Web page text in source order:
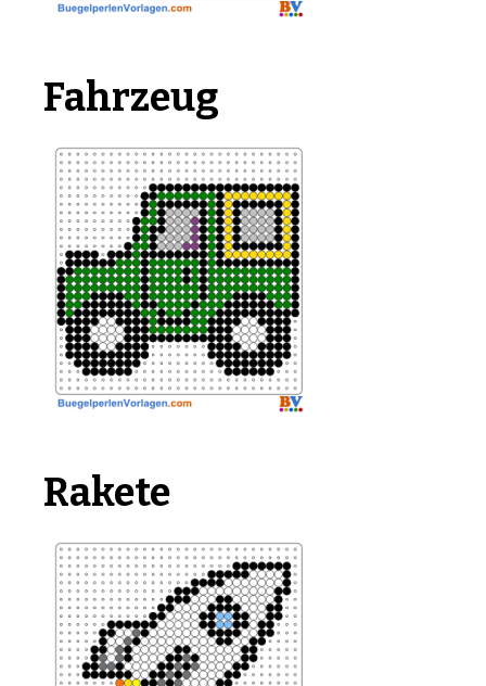
Fahrzeug
Rakete